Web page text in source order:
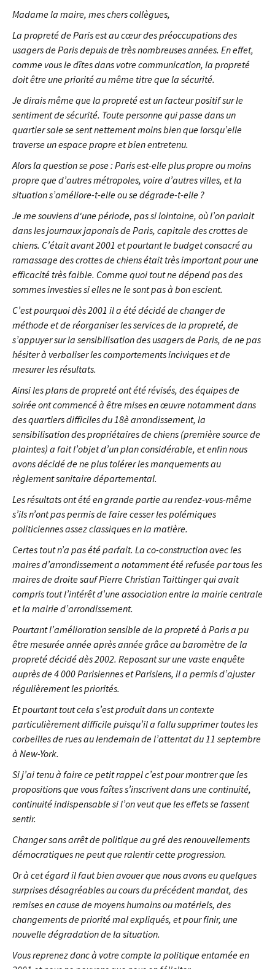
Madame la maire, mes chers collègues,
La propreté de Paris est au cœur des préoccupations des
usagers de Paris depuis de très nombreuses années. En effet,
comme vous le dîtes dans votre communication, la propreté
doit être une priorité au même titre que la sécurité.
Je dirais même que la propreté est un facteur positif sur le
sentiment de sécurité. Toute personne qui passe dans un
quartier sale se sent nettement moins bien que lorsqu’elle
traverse un espace propre et bien entretenu.
Alors la question se pose : Paris est-elle plus propre ou moins
propre que d’autres métropoles, voire d’autres villes, et la
situation s’améliore-t-elle ou se dégrade-t-elle ?
Je me souviens d‘une période, pas si lointaine, où l’on parlait
dans les journaux japonais de Paris, capitale des crottes de
chiens. C’était avant 2001 et pourtant le budget consacré au
ramassage des crottes de chiens était très important pour une
efficacité très faible. Comme quoi tout ne dépend pas des
sommes investies si elles ne le sont pas à bon escient.
C’est pourquoi dès 2001 il a été décidé de changer de
méthode et de réorganiser les services de la propreté, de
s’appuyer sur la sensibilisation des usagers de Paris, de ne pas
hésiter à verbaliser les comportements inciviques et de
mesurer les résultats.
Ainsi les plans de propreté ont été révisés, des équipes de
soirée ont commencé à être mises en œuvre notamment dans
des quartiers difficiles du 18è arrondissement, la
sensibilisation des propriétaires de chiens (première source de
plaintes) a fait l’objet d’un plan considérable, et enfin nous
avons décidé de ne plus tolérer les manquements au
règlement sanitaire départemental.
Les résultats ont été en grande partie au rendez-vous-même
s’ils n’ont pas permis de faire cesser les polémiques
politiciennes assez classiques en la matière.
Certes tout n’a pas été parfait. La co-construction avec les
maires d’arrondissement a notamment été refusée par tous les
maires de droite sauf Pierre Christian Taittinger qui avait
compris tout l’intérêt d’une association entre la mairie centrale
et la mairie d’arrondissement.
Pourtant l’amélioration sensible de la propreté à Paris a pu
être mesurée année après année grâce au baromètre de la
propreté décidé dès 2002. Reposant sur une vaste enquête
auprès de 4 000 Parisiennes et Parisiens, il a permis d’ajuster
régulièrement les priorités.
Et pourtant tout cela s’est produit dans un contexte
particulièrement difficile puisqu’il a fallu supprimer toutes les
corbeilles de rues au lendemain de l’attentat du 11 septembre
à New-York.
Si j’ai tenu à faire ce petit rappel c’est pour montrer que les
propositions que vous faîtes s’inscrivent dans une continuité,
continuité indispensable si l’on veut que les effets se fassent
sentir.
Changer sans arrêt de politique au gré des renouvellements
démocratiques ne peut que ralentir cette progression.
Or à cet égard il faut bien avouer que nous avons eu quelques
surprises désagréables au cours du précédent mandat, des
remises en cause de moyens humains ou matériels, des
changements de priorité mal expliqués, et pour finir, une
nouvelle dégradation de la situation.
Vous reprenez donc à votre compte la politique entamée en